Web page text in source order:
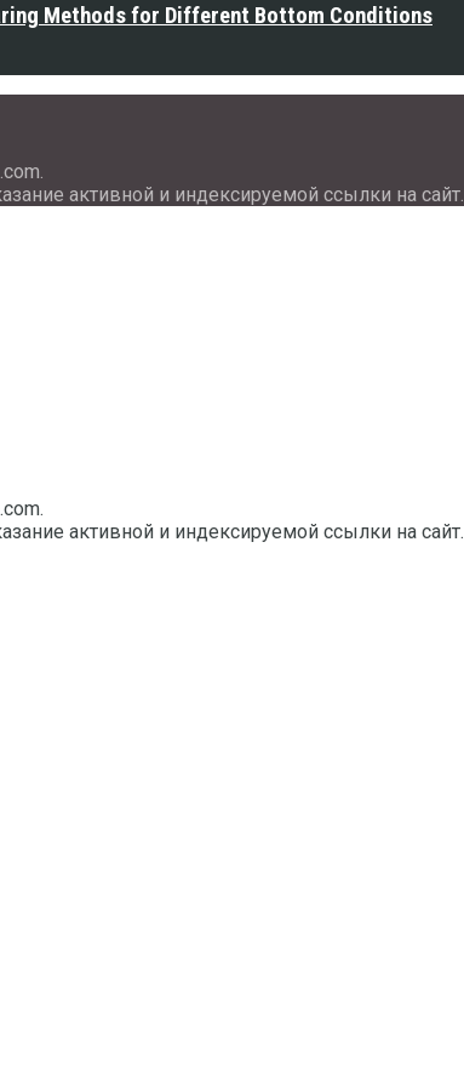
Methods for Different Bottom Conditions
активной и индексируемой ссылки на сайт.
активной и индексируемой ссылки на сайт.